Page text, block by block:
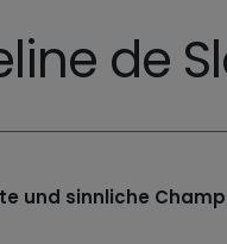
de
und sinnliche